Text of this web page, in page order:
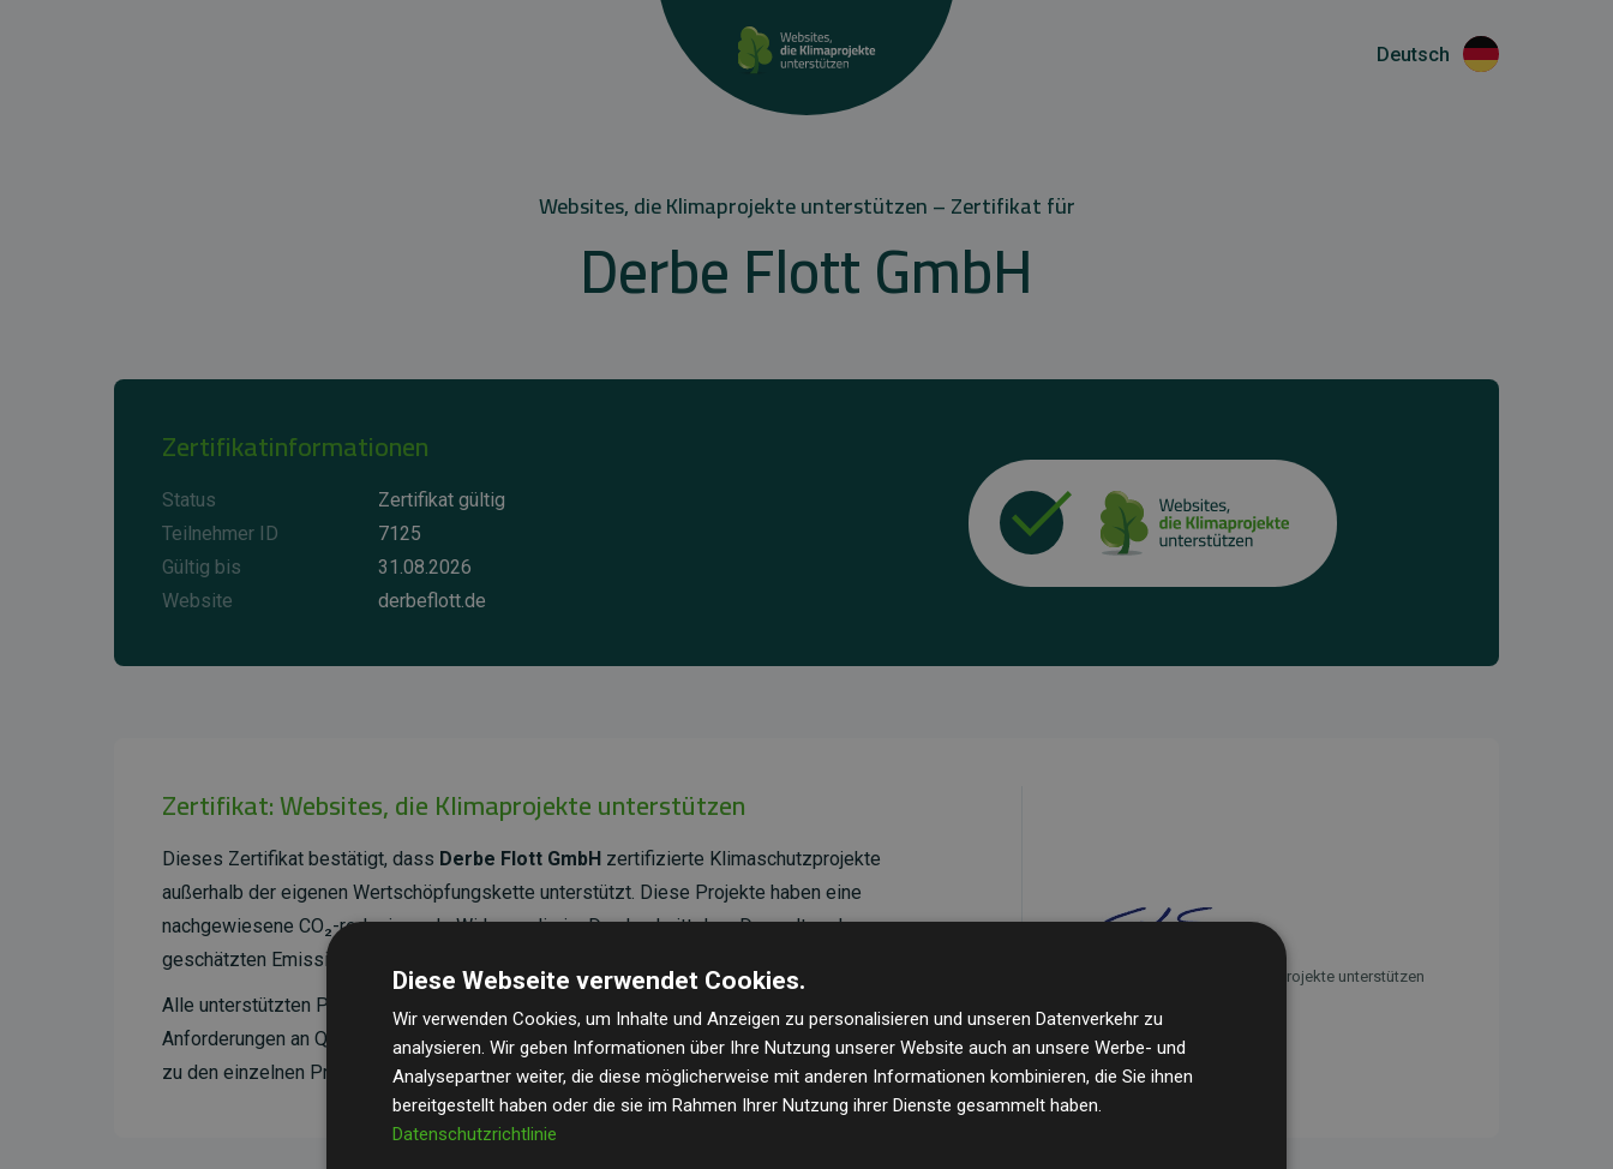
Deutsch
Websites, die Klimaprojekte unterstützen – Zertifikat für
Derbe Flott GmbH
Zertifikatinformationen
Status
Zertifikat gültig
Teilnehmer ID
7125
Gültig bis
31.08.2026
Website
derbeflott.de
Zertifikat: Websites, die Klimaprojekte unterstützen
Dieses Zertifikat bestätigt, dass Derbe Flott GmbH zertifizierte Klimaschutzprojekte
außerhalb der eigenen Wertschöpfungskette unterstützt. Diese Projekte haben eine
nachgewiesene CO₂-reduzierende Wirkung, die im Durchschnitt dem Doppelten der
geschätzten Emissionen der Website entspricht.
Alle unterstützten Projekte werden durch
Anforderungen an Qualität, tatsächliche Klimawirkung und Transparenz. Weitere Informationen
zu den einzelnen Projekten findenSie hier.
Initiative Websites, die Klimaprojekte unterstützen
Diese Webseite verwendet Cookies.
Wir verwenden Cookies, um Inhalte und Anzeigen zu personalisieren und unseren Datenverkehr zu
analysieren. Wir geben Informationen über Ihre Nutzung unserer Website auch an unsere Werbe- und
Analysepartner weiter, die diese möglicherweise mit anderen Informationen kombinieren, die Sie ihnen
bereitgestellt haben oder die sie im Rahmen Ihrer Nutzung ihrer Dienste gesammelt haben.
Datenschutzrichtlinie